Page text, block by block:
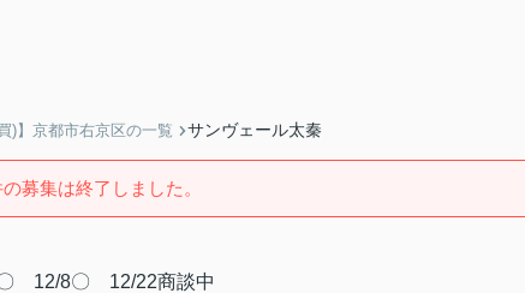
)】京都市右京区の一覧 サンヴェール太秦
募集は終了しました。
12/8〇 12/22商談中